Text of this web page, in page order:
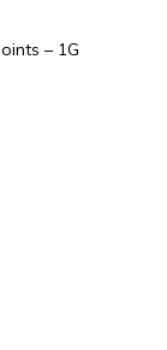
– 1G